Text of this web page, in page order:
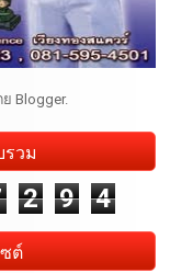
ย Blogger.
รวม
2 9 4
ต์